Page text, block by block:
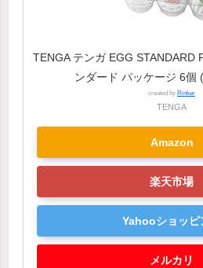
TENGA テンガ EGG STANDARD
ンダード パッケージ 6個
created by Rinker
TENGA
Amazon
楽天市場
Yahooショッピ
メルカリ